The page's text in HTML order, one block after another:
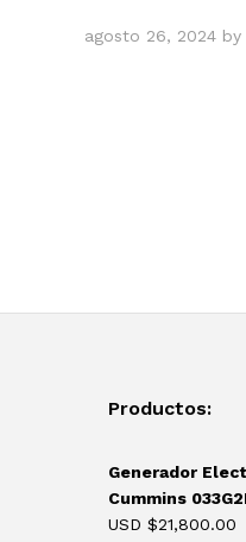
agosto 26, 2024 by
Productos:
Generador
Cummins
USD $21,800.00